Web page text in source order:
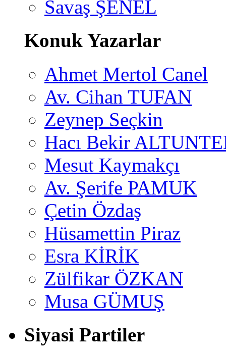
Savaş ŞENEL
Konuk Yazarlar
Ahmet Mertol Canel
Av. Cihan TUFAN
Zeynep Seçkin
Hacı Bekir
Mesut Kaymakçı
Av. Şerife PAMUK
Çetin Özdaş
Hüsamettin Piraz
Esra KİRİK
Zülfikar ÖZKAN
Musa GÜMUŞ
Siyasi Partiler